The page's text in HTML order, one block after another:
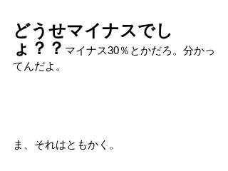
どうせマイナスでし
ょ？？ マイナス30％とかだろ。分かっ
てんだよ。
ま、それはともかく。